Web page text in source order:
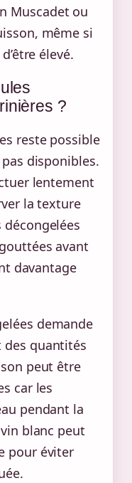
Muscadet ou
même si
élevé.
?
reste possible
disponibles.
lentement
la texture
décongelées
avant
davantage
demande
quantités
peut être
car les
pendant la
blanc peut
pour éviter